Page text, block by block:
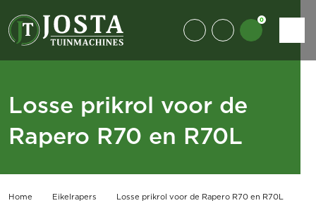
0
Losse prikrol voor de
Rapero R70 en R70L
Home Eikelrapers Losse prikrol voor de Rapero R70 en R70L